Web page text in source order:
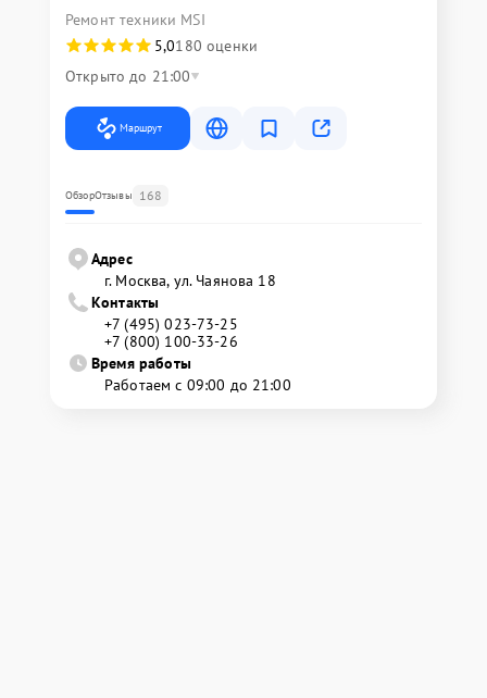
Ремонт техники MSI
5,0180 оценки
Открыто до 21:00
Маршрут
ОбзорОтзывы 168
Адрес
г. Москва, ул. Чаянова 18
Контакты
+7 (495) 023-73-25
+7 (800) 100-33-26
Время работы
Работаем с 09:00 до 21:00